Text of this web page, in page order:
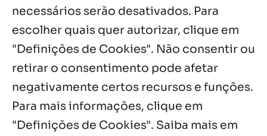
necessários serão desativados. Para
escolher quais quer autorizar, clique em
"Definições de Cookies". Não consentir ou
retirar o consentimento pode afetar
negativamente certos recursos e funções.
Para mais informações, clique em
"Definições de Cookies". Saiba mais em
Notícias por Categoria